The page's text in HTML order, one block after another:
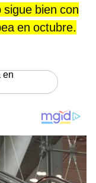
bien con
en octubre.
en